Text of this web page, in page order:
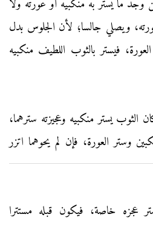
وجد ما يستر به منكبيه أو عورته ولا
ويصلي جالسا؛ لأن الجلوس بدل
فيستر بالثوب اللطيف منكبيه
الثوب يستر منكبيه وعجيزته سترهما،
وستر العورة، فإن لم يحوهما اتزر
عجزه خاصة، فيكون قبله مستترا